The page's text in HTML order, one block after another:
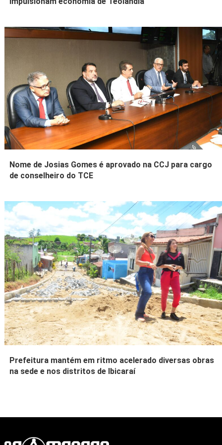
Nome de Josias Gomes é aprovado na CCJ para cargo
de conselheiro do TCE
Prefeitura mantém em ritmo acelerado diversas obras
na sede e nos distritos de Ibicaraí